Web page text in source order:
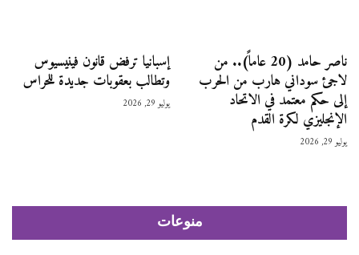
ناصر حامد (20 عاماً).. من
لاجئ سوداني هارب من الحرب
إلى حكم معتمد في الاتحاد
الإنجليزي لكرة القدم
يوليو 29, 2026
إسبانيا ترفض قانون فينيسيوس
وتطالب بعقوبات جديدة للحراس
يوليو 29, 2026
منوعات